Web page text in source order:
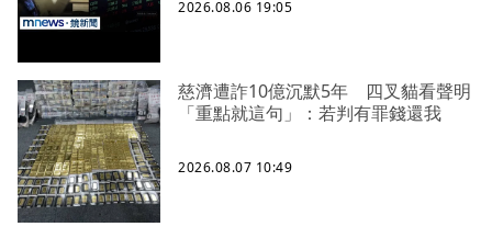
2026.08.06 19:05
慈濟遭詐10億沉默5年 四叉貓看聲明
「重點就這句」：若判有罪錢還我
2026.08.07 10:49